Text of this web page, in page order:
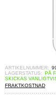
ARTIKELNUMMER:
LAGERSTATUS: PÅ
SKICKAS
FRAKTKOSTNAD